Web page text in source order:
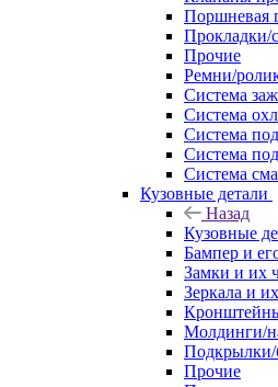
Поршневая
Прокладки/
Прочие
Ремни/
Система
Система
Система
Система
Система
Кузовные детали
Назад
Кузовные
Бампер и
Замки и их
Зеркала и
Молдинги/
Подкрылки/
Прочие